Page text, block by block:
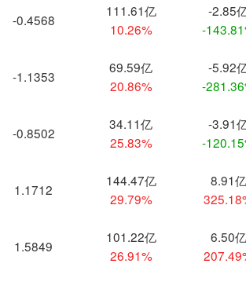
-0.4568
111.61亿
10.26%
-2.85
-
-1.1353
69.59亿
20.86%
-5.92
-
-0.8502
34.11亿
25.83%
-3.91
-
1.1712
144.47亿
29.79%
8.91亿
1.5849
101.22亿
26.91%
6.50亿